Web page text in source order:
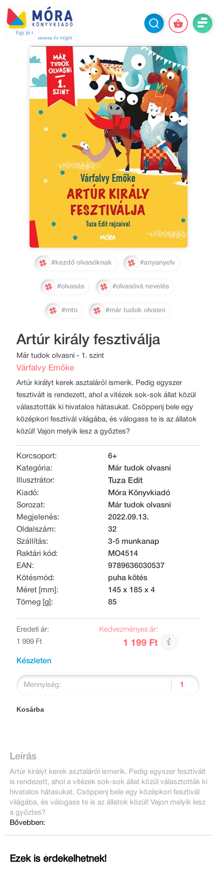
#kezdő olvasóknak #anyanyelv
#olvasás #olvasóvá nevelés
#mto #már tudok olvasni
Artúr király fesztiválja
Már tudok olvasni - 1. szint
Várfalvy Emőke
Artúr királyt kerek asztaláról ismerik. Pedig egyszer
fesztivált is rendezett, ahol a vitézek sok-sok állat közül
választották ki hivatalos hátasukat. Csöppenj bele egy
középkori fesztivál világába, és válogass te is az állatok
közül! Vajon melyik lesz a győztes?
Korcsoport:
6+
Kategória:
Már tudok olvasni
Illusztrátor:
Tuza Edit
Kiadó:
Móra Könyvkiadó
Sorozat:
Már tudok olvasni
Megjelenés:
2022.09.13.
Oldalszám:
32
Szállítás:
3-5 munkanap
Raktári kód:
MO4514
EAN:
9789636030537
Kötésmód:
puha kötés
Méret [mm]:
145 x 185 x 4
Tömeg [g]:
85
Eredeti ár:
1 999 Ft
Kedvezményes ár:
1 199 Ft
Készleten
Mennyiség:
Kosárba
Leírás
Artúr királyt kerek asztaláról ismerik. Pedig egyszer fesztivált
is rendezett, ahol a vitézek sok-sok állat közül választották ki
hivatalos hátasukat. Csöppenj bele egy középkori fesztivál
világába, és válogass te is az állatok közül! Vajon melyik lesz
a győztes?
Bővebben:
Ezek is érdekelhetnek!